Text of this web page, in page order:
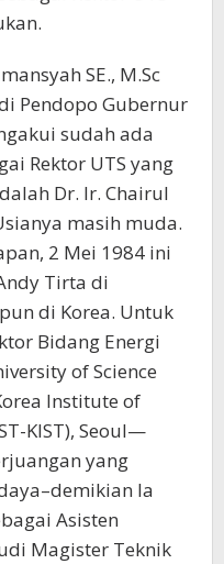
SE., M.Sc
Pendopo Gubernur
sudah ada
Rektor UTS yang
Dr. Ir. Chairul
masih muda.
2 Mei 1984 ini
Tirta di
di Korea. Untuk
Bidang Energi
of Science
Institute of
KIST), Seoul—
yang
Ia
Asisten
Magister Teknik